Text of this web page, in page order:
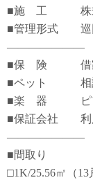
■施 工 株式
■管理形式 巡
―――――――
■保 険 借家人
■ペット 相談
■楽 器 ピア
■保証会社 利
―――――――
■間取り
□1K/25.56㎡（13